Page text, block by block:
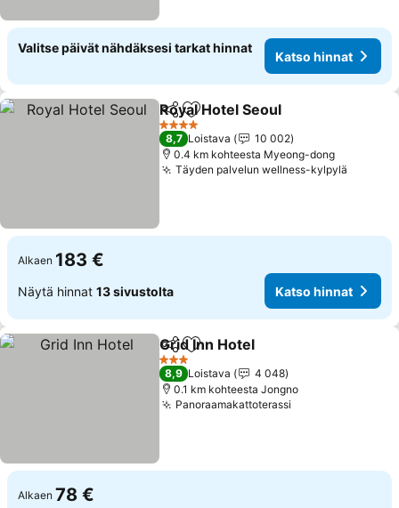
Valitse päivät nähdäksesi tarkat hinnat
Katso hinnat
Jaa Lisää suosikkeihin
Royal Hotel Seoul
4 Tähtiluokitus
8,7 Loistava
10 002
0.4 km kohteesta Myeong-dong
Täyden palvelun wellness-kylpylä
Alkaen 183 €
Näytä hinnat 13 sivustolta Katso hinnat
Jaa Lisää suosikkeihin
Grid Inn Hotel
3 Tähtiluokitus
8,9 Loistava
4 048
0.1 km kohteesta Jongno
Panoraamakattoterassi
Alkaen 78 €